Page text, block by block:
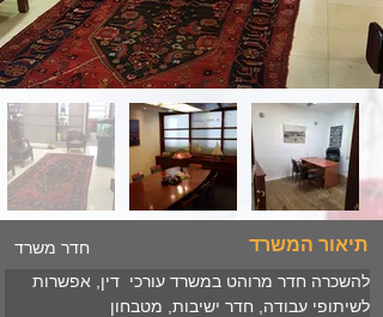
תיאור המשרד
חדר משרד
להשכרה חדר מרוהט במשרד עורכי  דין, אפשרות
לשיתופי עבודה, חדר ישיבות, מטבחון